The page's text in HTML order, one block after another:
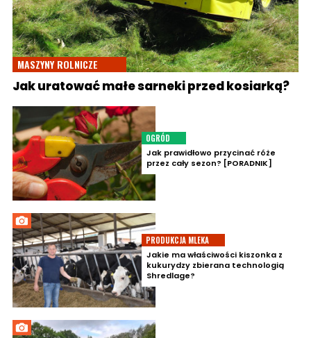
MASZYNY ROLNICZE
Jak uratować małe sarneki przed kosiarką?
OGRÓD
Jak prawidłowo przycinać róże
przez cały sezon? [PORADNIK]
PRODUKCJA MLEKA
Jakie ma właściwości kiszonka z
kukurydzy zbierana technologią
Shredlage?